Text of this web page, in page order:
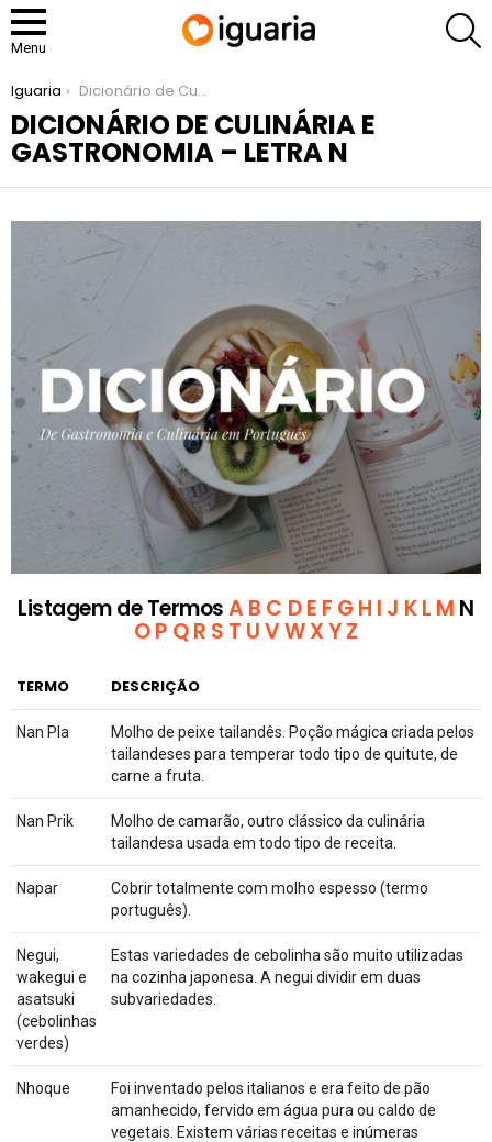
Menu
You are here:
Iguaria Dicionário de Culinária e Gastronomia – Letra N
DICIONÁRIO DE CULINÁRIA E
GASTRONOMIA – LETRA N
Listagem de TermosA B C D E F G H I J K L M N
OP Q R S T UVW XY Z
TERMO DESCRIÇÃO
Nan Pla
Molho de peixe tailandês. Poção mágica criada pelos
tailandeses para temperar todo tipo de quitute, de
carne a fruta.
Nan Prik
Molho de camarão, outro clássico da culinária
tailandesa usada em todo tipo de receita.
Napar
Cobrir totalmente com molho espesso (termo
português).
Negui,
wakegui e
asatsuki
(cebolinhas
verdes)
Estas variedades de cebolinha são muito utilizadas
na cozinha japonesa. A negui dividir em duas
subvariedades.
Nhoque
Foi inventado pelos italianos e era feito de pão
amanhecido, fervido em água pura ou caldo de
vegetais. Existem várias receitas e inúmeras